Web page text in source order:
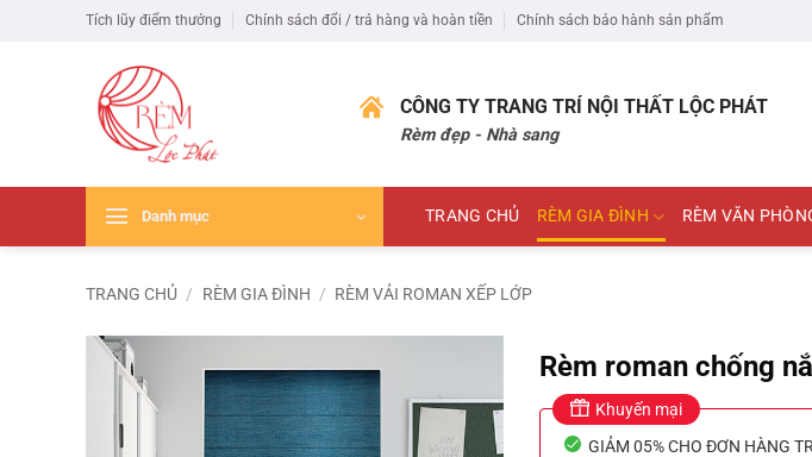
Tích lũy điểm thưởng Chính sách đổi / trả hàng và hoàn tiền Chính sách bảo hành sản phẩm
CÔNG TY TRANG TRÍ NỘI THẤT LỘC PHÁT
Rèm đẹp - Nhà sang
Danh mục TRANG CHỦ RÈM GIA ĐÌNH RÈM VĂN
TRANG CHỦ / RÈM GIA ĐÌNH / RÈM VẢI ROMAN XẾP LỚP
Rèm roman chống
Khuyến mại
GIẢM 05% CHO ĐƠN HÀNG